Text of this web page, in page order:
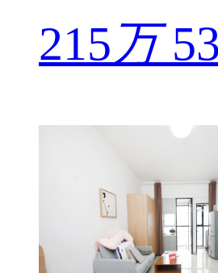
215万